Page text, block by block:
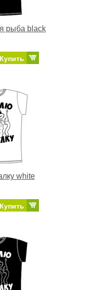
рыба black
Купить
white
Купить